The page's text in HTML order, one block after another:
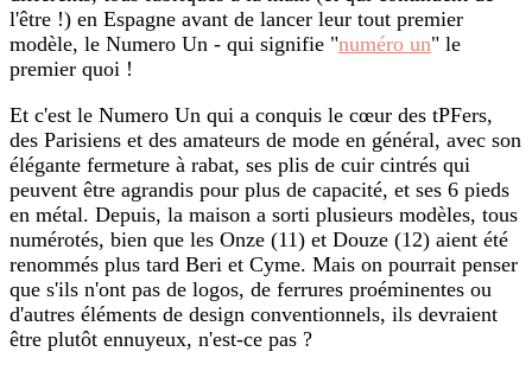
l'être !) en Espagne avant de lancer leur tout premier
modèle, le Numero Un - qui signifie "numéro un" le
premier quoi !
Et c'est le Numero Un qui a conquis le cœur des tPFers,
des Parisiens et des amateurs de mode en général, avec son
élégante fermeture à rabat, ses plis de cuir cintrés qui
peuvent être agrandis pour plus de capacité, et ses 6 pieds
en métal. Depuis, la maison a sorti plusieurs modèles, tous
numérotés, bien que les Onze (11) et Douze (12) aient été
renommés plus tard Beri et Cyme. Mais on pourrait penser
que s'ils n'ont pas de logos, de ferrures proéminentes ou
d'autres éléments de design conventionnels, ils devraient
être plutôt ennuyeux, n'est-ce pas ?